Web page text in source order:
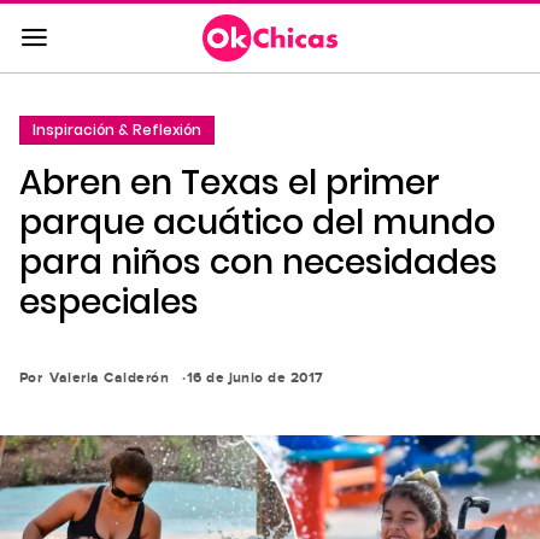
Saltar
al
contenido
a
la
navegación
principal
Inspiración & Reflexión
Abren en Texas el primer
parque acuático del mundo
para niños con necesidades
especiales
Por Valeria Calderón 16 de junio de 2017